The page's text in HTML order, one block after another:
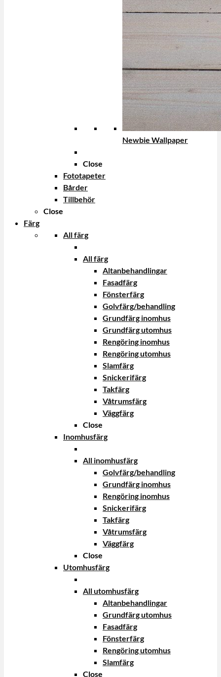
Newbie Wallpaper
Close
Fototapeter
Bårder
Tillbehör
Close
Färg
All färg
All färg
Altanbehandlingar
Fasadfärg
Fönsterfärg
Golvfärg/behandling
Grundfärg inomhus
Grundfärg utomhus
Rengöring inomhus
Rengöring utomhus
Slamfärg
Snickerifärg
Takfärg
Våtrumsfärg
Väggfärg
Close
Inomhusfärg
All inomhusfärg
Golvfärg/behandling
Grundfärg inomhus
Rengöring inomhus
Snickerifärg
Takfärg
Våtrumsfärg
Väggfärg
Close
Utomhusfärg
All utomhusfärg
Altanbehandlingar
Grundfärg utomhus
Fasadfärg
Fönsterfärg
Rengöring utomhus
Slamfärg
Close